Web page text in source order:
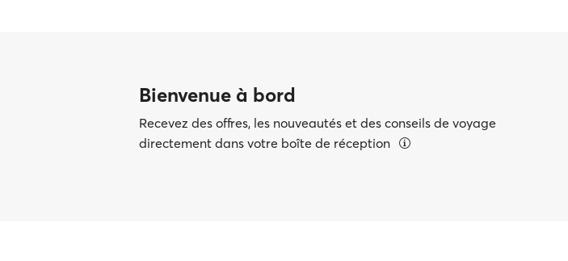
Bienvenue à bord
Recevez des offres, les nouveautés et des conseils de voyage
directement dans votre boîte de réception